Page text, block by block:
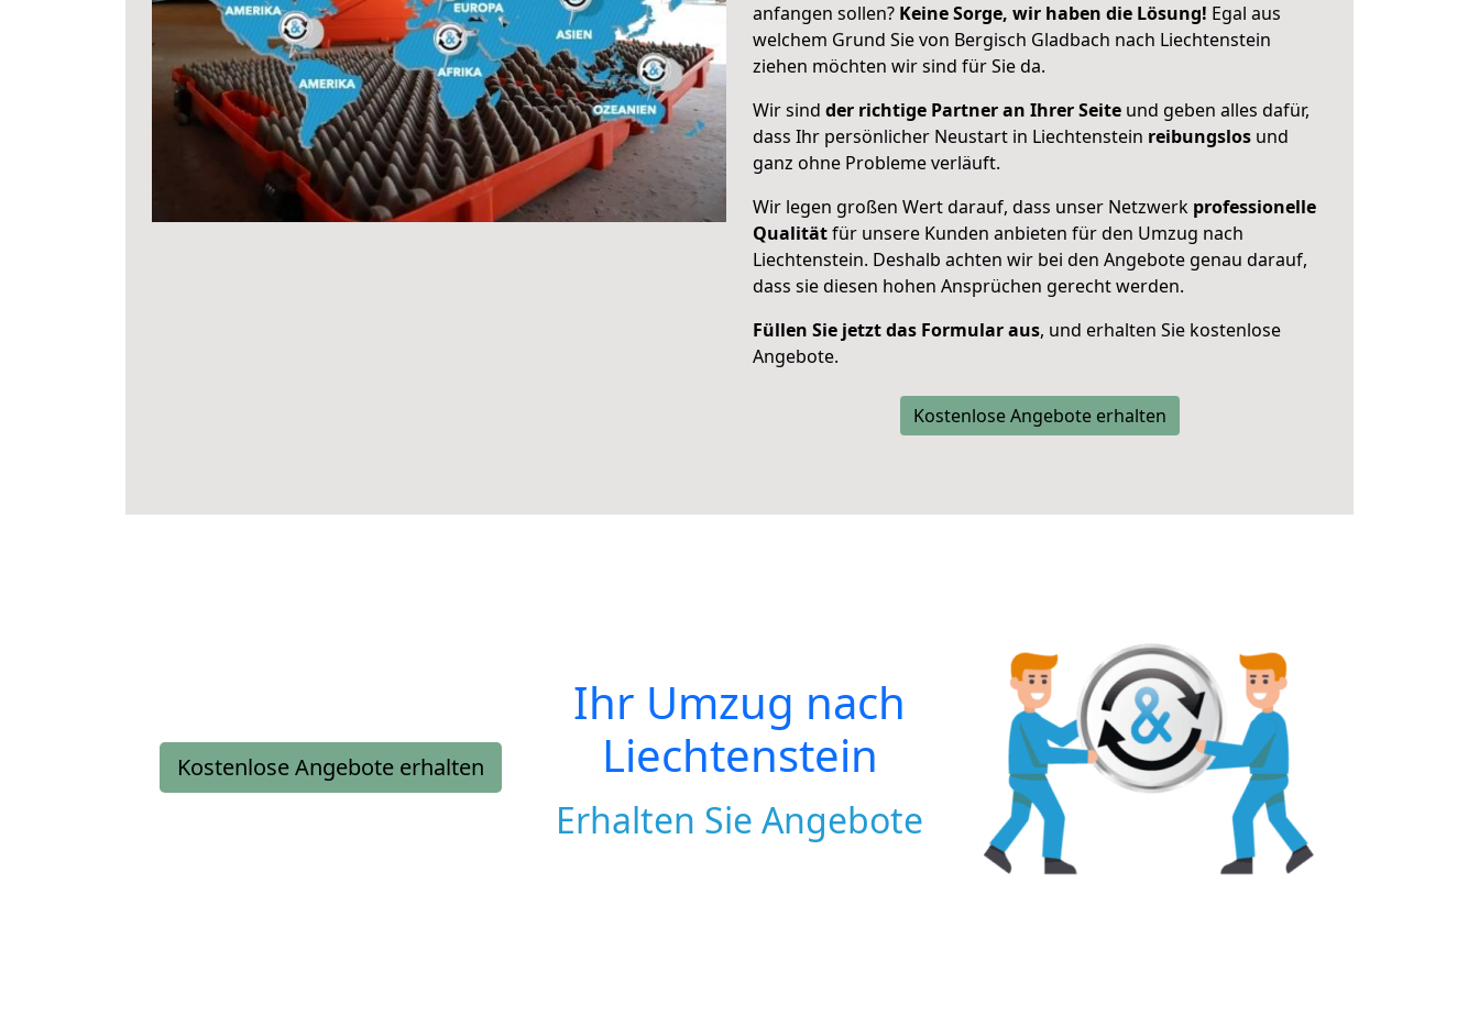
anfangen sollen? Keine Sorge, wir haben die Lösung! Egal aus
welchem Grund Sie von Bergisch Gladbach nach Liechtenstein
ziehen möchten wir sind für Sie da.
Wir sind der richtige Partner an Ihrer Seite und geben alles dafür,
dass Ihr persönlicher Neustart in Liechtenstein reibungslos und
ganz ohne Probleme verläuft.
Wir legen großen Wert darauf, dass unser Netzwerk professionelle
Qualitätfür unsere Kunden anbieten für den Umzug nach
Liechtenstein. Deshalb achten wir bei den Angebote genau darauf,
dass sie diesen hohen Ansprüchen gerecht werden.
Füllen Sie jetzt das Formular aus, und erhalten Sie kostenlose
Angebote.
Kostenlose Angebote erhalten
Kostenlose Angebote erhalten
Ihr Umzug nach
Liechtenstein
Erhalten Sie Angebote